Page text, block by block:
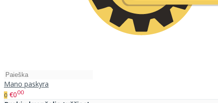
Mano paskyra
0 €000